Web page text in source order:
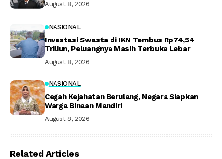
August 8, 2026
NASIONAL
Investasi Swasta di IKN Tembus Rp74,54
Triliun, Peluangnya Masih Terbuka Lebar
August 8, 2026
NASIONAL
Cegah Kejahatan Berulang, Negara Siapkan
Warga Binaan Mandiri
August 8, 2026
Related Articles